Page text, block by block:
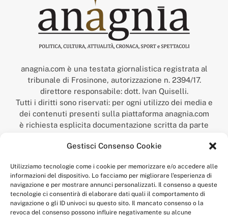
Gestisci Consenso Cookie
Utilizziamo tecnologie come i cookie per memorizzare e/o accedere alle
informazioni del dispositivo. Lo facciamo per migliorare l'esperienza di
navigazione e per mostrare annunci personalizzati. Il consenso a queste
tecnologie ci consentirà di elaborare dati quali il comportamento di
navigazione o gli ID univoci su questo sito. Il mancato consenso o la
revoca del consenso possono influire negativamente su alcune
anagnia.com è una testata giornalistica registrata al
tribunale di Frosinone, autorizzazione n. 2394/17.
direttore responsabile: dott. Ivan Quiselli.
Tutti i diritti sono riservati: per ogni utilizzo dei media e
dei contenuti presenti sulla piattaforma anagnia.com
è richiesta esplicita documentazione scritta da parte
“Anagnia” è un marchio registrato presso l’Ufficio Italiano
Economico,
num. registrazione: 302017000014044 del 9 febbraio 2017.
Per contatti:redazione@anagnia.com